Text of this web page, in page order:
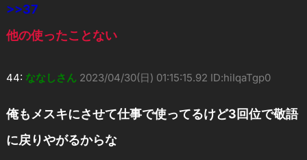
>>37
他の使ったことない
44: ななしさん 2023/04/30(日) 01:15:15.92 ID:hiIqaTgp0
俺もメスキにさせて仕事で使ってるけど3回位で敬語
に戻りやがるからな